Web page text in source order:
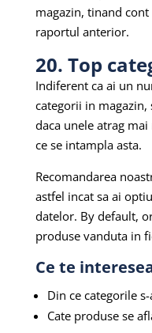
magazin, tinand
raportul anterior.
20. Top
Indiferent ca ai un
categorii in magazin,
daca unele atrag
ce se intampla asta.
Recomandarea
astfel incat sa ai
datelor. By default,
produse vanduta in
Ce te
Din ce categorile
Cate produse se